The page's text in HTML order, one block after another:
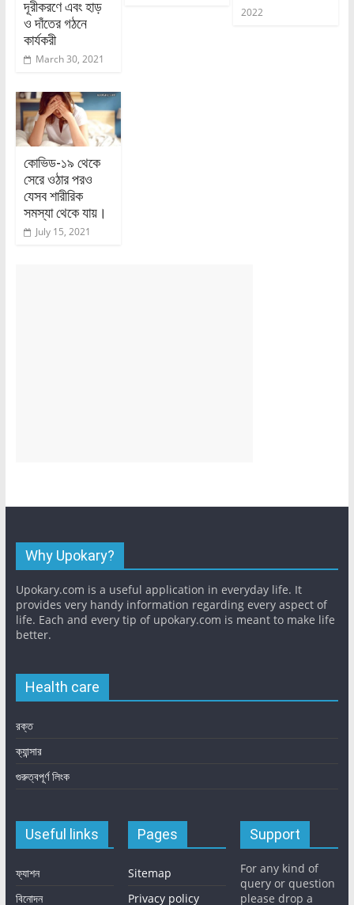
দূরীকরণে এবং হাড়
ও দাঁতের গঠনে
কার্যকরী
March 30, 2021
2022
কোভিড-১৯ থেকে
সেরে ওঠার পরও
যেসব শারীরিক
সমস্যা থেকে যায়।
July 15, 2021
Why Upokary?
Upokary.com is a useful application in everyday life. It
provides very handy information regarding every aspect of
life. Each and every tip of upokary.com is meant to make life
better.
Health care
রক্ত
ক্যান্সার
গুরুত্বপূর্ণ লিংক
Useful links
ফ্যাশন
বিনোদন
Pages
Sitemap
Privacy policy
Support
For any kind of
query or question
please drop a